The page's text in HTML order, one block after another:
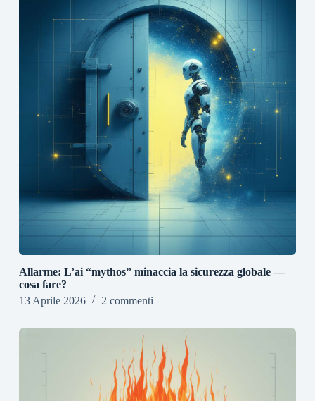
Allarme: L’ai “mythos” minaccia la sicurezza globale —
cosa fare?
13 Aprile 2026
2 commenti